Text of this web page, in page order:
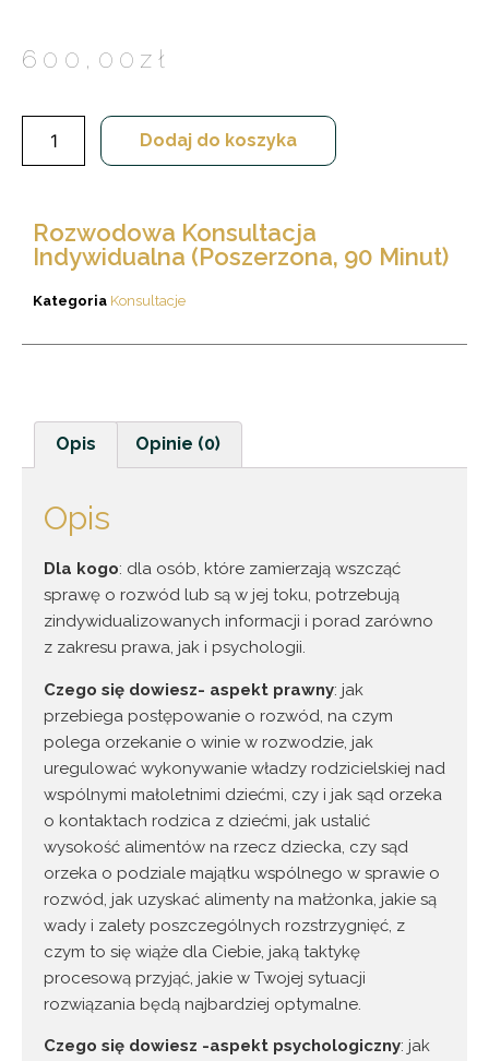
600,00 zł
Dodaj do koszyka
Rozwodowa Konsultacja
Indywidualna (poszerzona, 90 Minut)
Kategoria Konsultacje
Opis Opinie (0)
Opis
Dla kogo: dla osób, które zamierzają wszcząć
sprawę o rozwód lub są w jej toku, potrzebują
zindywidualizowanych informacji i porad zarówno
z zakresu prawa, jak i psychologii.
Czego się dowiesz- aspekt prawny: jak
przebiega postępowanie o rozwód, na czym
polega orzekanie o winie w rozwodzie, jak
uregulować wykonywanie władzy rodzicielskiej nad
wspólnymi małoletnimi dziećmi, czy i jak sąd orzeka
o kontaktach rodzica z dziećmi, jak ustalić
wysokość alimentów na rzecz dziecka, czy sąd
orzeka o podziale majątku wspólnego w sprawie o
rozwód, jak uzyskać alimenty na małżonka, jakie są
wady i zalety poszczególnych rozstrzygnięć, z
czym to się wiąże dla Ciebie, jaką taktykę
procesową przyjąć, jakie w Twojej sytuacji
rozwiązania będą najbardziej optymalne.
Czego się dowiesz -aspekt psychologiczny: jak